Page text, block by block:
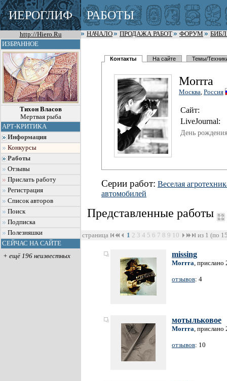
ИЕРОГЛИФ РАБОТЫ
http://Hiero.Ru НАЧАЛО ПРОДАЖА РАБОТ ФОРУМ
ИЗБРАННОЕ
Тихон Власов
Мертвая рыба
АРТ-КРИТИКА
Информация
Конкурсы
Работы
Отзывы
Прислать работу
Регистрация
Список авторов
Поиск
Подписка
Полезняшки
СЕЙЧАС НА САЙТЕ
+ ещё 196 неизвестных
Контакты На сайте Темы/
Morrra
Москва, Россия
Сайт:
LiveJournal:
День
Серии работ: Веселая
автомобилей
Представленные работы
страница 1 2 3 4 5 6 7 8 9 10 из 1 (по
missing
Morrra, прислано
отзывов: 4
мотыльковое
Morrra, прислано
отзывов: 10